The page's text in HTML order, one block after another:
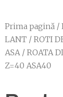
Prima pagină /
LANT / ROTI
ASA/ ROATA
Z=40 ASA40